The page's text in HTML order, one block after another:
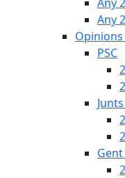
Any
PSC
Gent